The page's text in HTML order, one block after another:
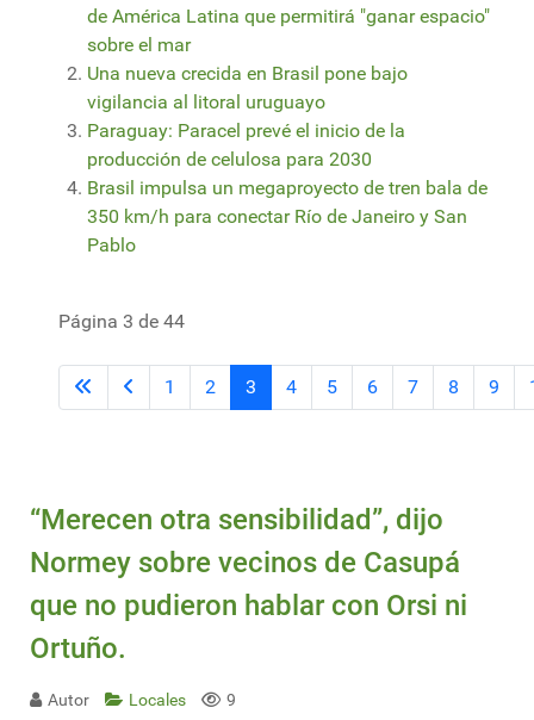
de América Latina que permitirá "ganar espacio"
sobre el mar
Una nueva crecida en Brasil pone bajo
vigilancia al litoral uruguayo
Paraguay: Paracel prevé el inicio de la
producción de celulosa para 2030
Brasil impulsa un megaproyecto de tren bala de
350 km/h para conectar Río de Janeiro y San
Pablo
Página 3 de 44
1 2 3 4 5 6 7 8 9
“Merecen otra sensibilidad”, dijo
Normey sobre vecinos de Casupá
que no pudieron hablar con Orsi ni
Ortuño.
Autor Locales 9